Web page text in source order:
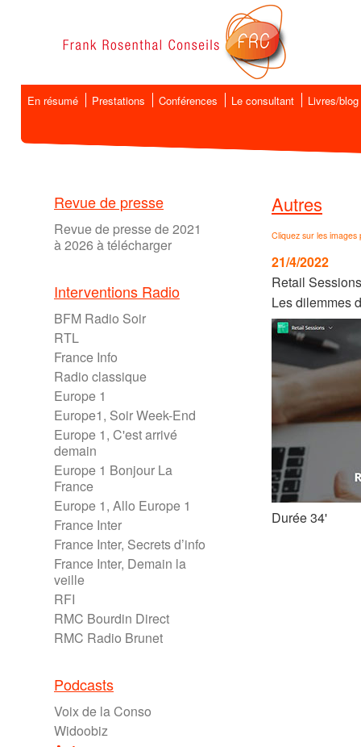
En résumé Prestations Conférences Le consultant Livres/blog
Revue de presse
Revue de presse de 2021
à 2026 à télécharger
Interventions Radio
BFM Radio Soir
RTL
France Info
Radio classique
Europe 1
Europe1, Soir Week-End
Europe 1, C'est arrivé
demain
Europe 1 Bonjour La
France
Europe 1, Allo Europe 1
France Inter
France Inter, Secrets d’info
France Inter, Demain la
veille
RFI
RMC Bourdin Direct
RMC Radio Brunet
Podcasts
Voix de la Conso
Widoobiz
Autres
Cliquez sur les images
21/4/2022
Retail
Les dilemmes
Durée 34'